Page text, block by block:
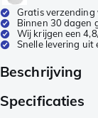
Gratis verzending
Binnen 30 dagen
Wij krijgen een
Snelle levering uit
Beschrijving
Specificaties